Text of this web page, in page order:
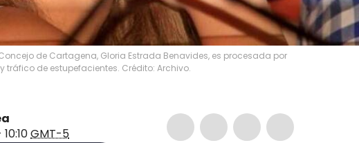
de Cartagena, Gloria Estrada Benavides, es procesada por
tráfico de estupefacientes. Crédito: Archivo.
GMT-5